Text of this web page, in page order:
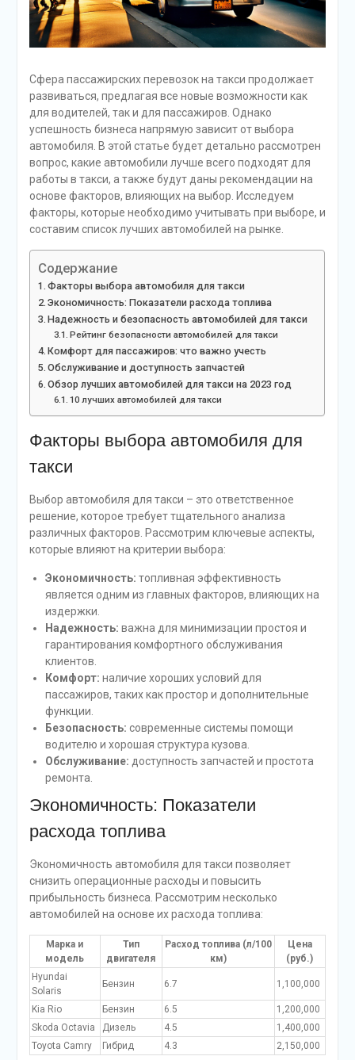
Сфера пассажирских перевозок на такси продолжает
развиваться, предлагая все новые возможности как
для водителей, так и для пассажиров. Однако
успешность бизнеса напрямую зависит от выбора
автомобиля. В этой статье будет детально рассмотрен
вопрос, какие автомобили лучше всего подходят для
работы в такси, а также будут даны рекомендации на
основе факторов, влияющих на выбор. Исследуем
факторы, которые необходимо учитывать при выборе, и
составим список лучших автомобилей на рынке.
Содержание
Факторы выбора автомобиля для такси
Экономичность: Показатели расхода топлива
Надежность и безопасность автомобилей для такси
Рейтинг безопасности автомобилей для такси
Комфорт для пассажиров: что важно учесть
Обслуживание и доступность запчастей
Обзор лучших автомобилей для такси на 2023 год
10 лучших автомобилей для такси
Факторы выбора автомобиля для
такси
Выбор автомобиля для такси – это ответственное
решение, которое требует тщательного анализа
различных факторов. Рассмотрим ключевые аспекты,
которые влияют на критерии выбора:
Экономичность: топливная эффективность
является одним из главных факторов, влияющих на
издержки.
Надежность: важна для минимизации простоя и
гарантирования комфортного обслуживания
клиентов.
Комфорт: наличие хороших условий для
пассажиров, таких как простор и дополнительные
функции.
Безопасность: современные системы помощи
водителю и хорошая структура кузова.
Обслуживание: доступность запчастей и простота
ремонта.
Экономичность: Показатели
расхода топлива
Экономичность автомобиля для такси позволяет
снизить операционные расходы и повысить
прибыльность бизнеса. Рассмотрим несколько
автомобилей на основе их расхода топлива:
Марка и
модель
Тип
двигателя
Расход топлива (л/100
км)
Цена
(руб.)
Hyundai
Solaris
Бензин 6.7 1,100,000
Kia Rio Бензин 6.5
1,200,000
Skoda Octavia
Дизель 4.5
1,400,000
Toyota Camry
Гибрид 4.3 2,150,000